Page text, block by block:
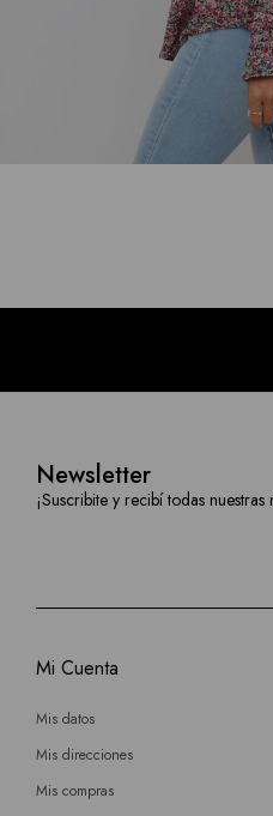
Newsletter
¡Suscribite y recibí todas nuestras
Mi Cuenta
Mis datos
Mis direcciones
Mis compras